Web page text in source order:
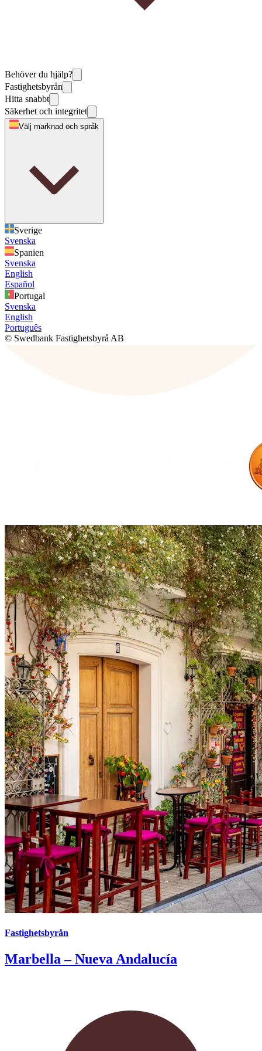
Behöver du hjälp?
Fastighetsbyrån
Hitta snabbt
Säkerhet och integritet
Välj marknad och språk
Sverige
Svenska
Spanien
Svenska
English
Español
Portugal
Svenska
English
Português
© Swedbank Fastighetsbyrå AB
Fastighetsbyrån
Marbella – Nueva Andalucía